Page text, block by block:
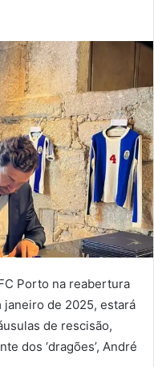
Porto na reabertura
de 2025, estará
de rescisão,
dos ‘dragões’, André